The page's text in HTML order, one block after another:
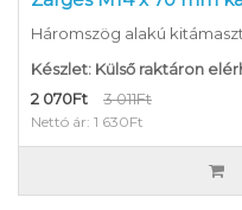
Háromszög alakú
Készlet: Külső raktáron
2 070Ft
3 011Ft
Nettó ár: 1 630Ft